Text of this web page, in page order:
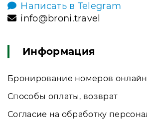
Написать в Telegram
info@broni.travel
Информация
Бронирование номеров онлайн
Способы оплаты, возврат
Согласие на обработку